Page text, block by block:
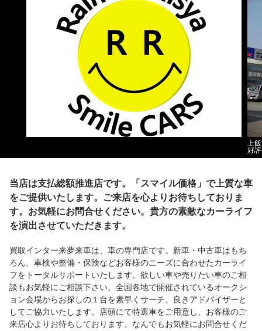
上
好
当店は支払総額推進店です。「スマイル価格」で上質な車
をご提供いたします。ご来店を心よりお待ちしておりま
す。お気軽にお問合せください。貴方の素敵なカーライフ
を演出させていただきます。
買取インター来夢来車は、車の専門店です。新車・中古車はもち
ろん、車検や整備・保険などお客様のニーズに合わせたカーライ
フをトータルサポートいたします。欲しい車や売りたい車のご相
談もお気軽にご相談下さい。全国各地で開催されているオークシ
ョン会場からお探しの１台を素早くサーチ、良きアドバイザーと
してご協力いたします。店頭にて特選車をご用意し、お客様のご
来店心よりお待ちしております。なんでもお気軽にお問合せくだ